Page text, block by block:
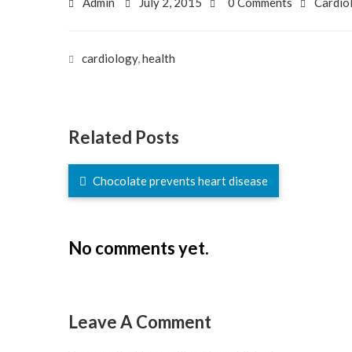
cardiology,health
Related Posts
Chocolate prevents heart disease
No comments yet.
Leave A Comment